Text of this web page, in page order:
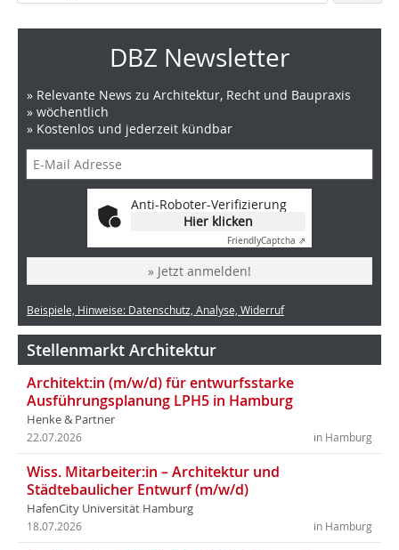
DBZ Newsletter
» Relevante News zu Architektur, Recht und Baupraxis
» wöchentlich
» Kostenlos und jederzeit kündbar
Anti-Roboter-Verifizierung
Hier klicken
FriendlyCaptcha ⇗
» Jetzt anmelden!
Beispiele, Hinweise: Datenschutz, Analyse, Widerruf
Stellenmarkt Architektur
Architekt:in (m/w/d) für entwurfsstarke
Ausführungsplanung LPH5 in Hamburg
Henke & Partner
in Hamburg
22.07.2026
Wiss. Mitarbeiter:in – Architektur und
Städtebaulicher Entwurf (m/w/d)
HafenCity Universität Hamburg
in Hamburg
18.07.2026